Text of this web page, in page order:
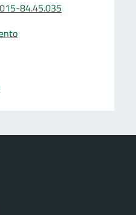
84.45.035